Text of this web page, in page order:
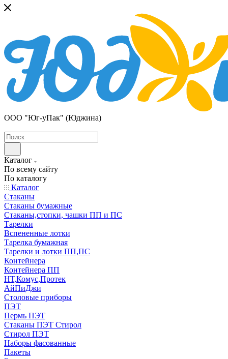
ООО "Юг-уПак" (Юджина)
Каталог
По всему сайту
По каталогу
Каталог
Стаканы
Стаканы бумажные
Стаканы,стопки, чашки ПП и ПС
Тарелки
Вспененные лотки
Тарелка бумажная
Тарелки и лотки ПП,ПС
Контейнера
Контейнера ПП
НТ,Комус,Протек
АйПиДжи
Столовые приборы
ПЭТ
Пермь ПЭТ
Стаканы ПЭТ Стирол
Стирол ПЭТ
Наборы фасованные
Пакеты